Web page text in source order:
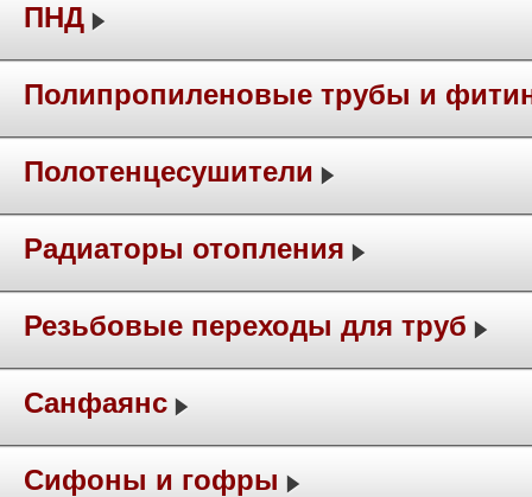
ПНД
Полипропиленовые трубы и
Полотенцесушители
Радиаторы отопления
Резьбовые переходы для труб
Санфаянс
Сифоны и гофры